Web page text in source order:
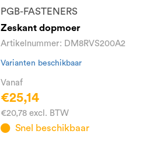
PGB-FASTENERS
Zeskant dopmoer
Artikelnummer: DM8RVS200A2
Varianten beschikbaar
Vanaf
€25,14
€20,78 excl. BTW
Snel beschikbaar